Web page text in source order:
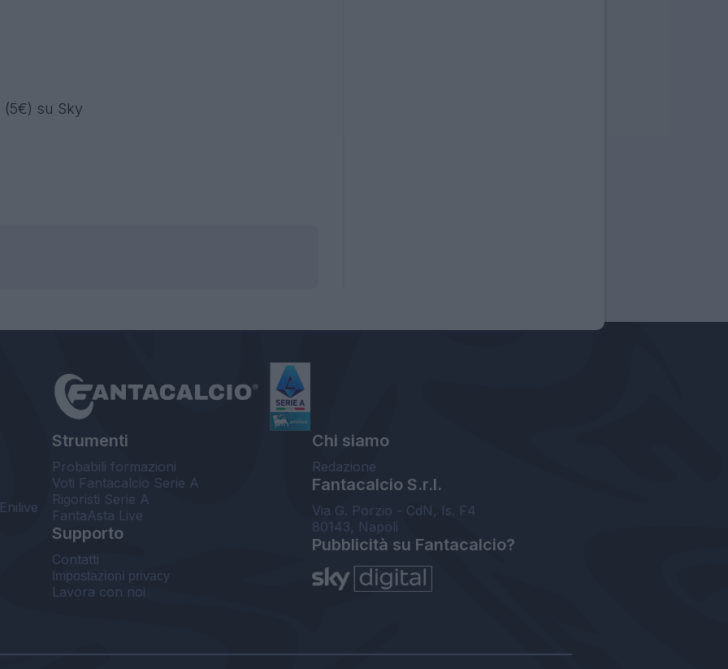
(5€) su Sky
Strumenti
Probabili formazioni
Voti Fantacalcio Serie A
Rigoristi Serie A
FantaAsta Live
Supporto
Contatti
Impostazioni privacy
Lavora con noi
Chi siamo
Redazione
Fantacalcio S.r.l.
Via G. Porzio - CdN, Is. F4
80143, Napoli
Pubblicità su Fantacalcio?